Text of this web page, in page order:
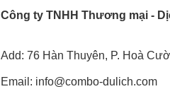
Công ty TNHH Thương mại -
Add: 76 Hàn Thuyên, P. Hoà
Email: info@combo-dulich.com